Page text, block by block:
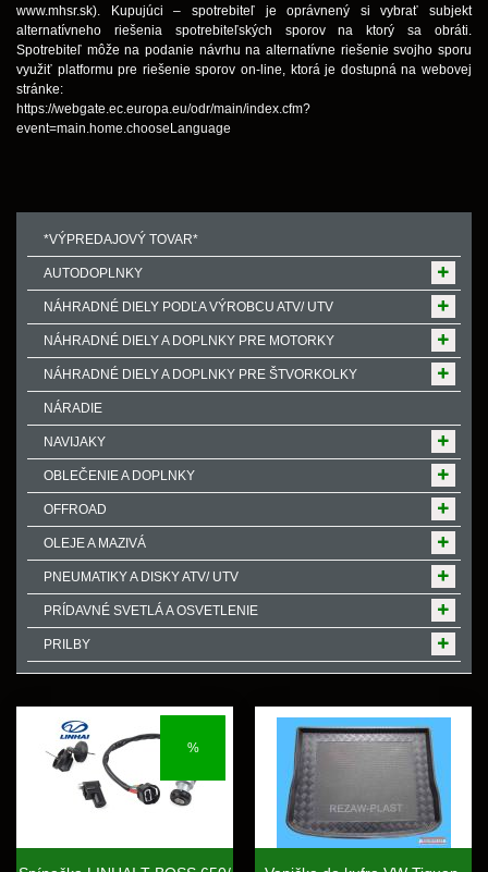
www.mhsr.sk). Kupujúci – spotrebiteľ je oprávnený si vybrať subjekt
alternatívneho riešenia spotrebiteľských sporov na ktorý sa obráti.
Spotrebiteľ môže na podanie návrhu na alternatívne riešenie svojho sporu
využiť platformu pre riešenie sporov on-line, ktorá je dostupná na webovej
stránke:
https://webgate.ec.europa.eu/odr/main/index.cfm?
event=main.home.chooseLanguage
*VÝPREDAJOVÝ TOVAR*
AUTODOPLNKY
NÁHRADNÉ DIELY PODĽA VÝROBCU ATV/ UTV
NÁHRADNÉ DIELY A DOPLNKY PRE MOTORKY
NÁHRADNÉ DIELY A DOPLNKY PRE ŠTVORKOLKY
NÁRADIE
NAVIJAKY
OBLEČENIE A DOPLNKY
OFFROAD
OLEJE A MAZIVÁ
PNEUMATIKY A DISKY ATV/ UTV
PRÍDAVNÉ SVETLÁ A OSVETLENIE
PRILBY
%